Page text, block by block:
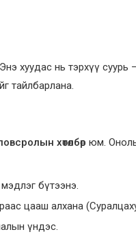
хуудас нь тэрхүү
тайлбарлана.
хөтөлбөр юм.
бүтээнэ.
цааш алхана
үндэс.